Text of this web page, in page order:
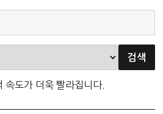
속도가 더욱 빨라집니다.